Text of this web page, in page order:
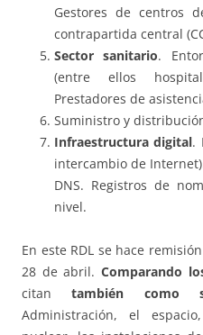
Gestores de centros
contrapartida central
Sector sanitario.
(entre ellos
Prestadores de
Suministro y
Infraestructura digital.
intercambio de
DNS. Registros de
nivel.
En este RDL se hace
28 de abril. Comparando
citantambién como
Administración, el